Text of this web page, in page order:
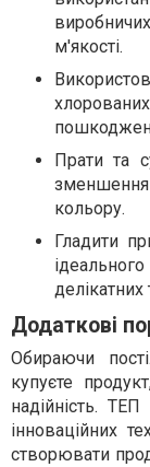
м'якості.
Прати та
зменшення
кольору.
Гладити
Додаткові
Обираючи
купуєте
надійність.
інноваційних
створювати